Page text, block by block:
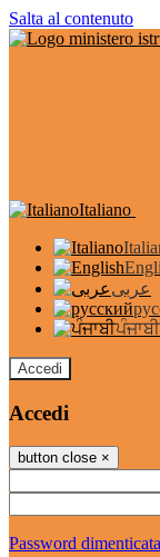
Salta al contenuto
Italiano
عربى
ਪੰਜਾਬੀ
Accedi
Accedi
button close ×
Password